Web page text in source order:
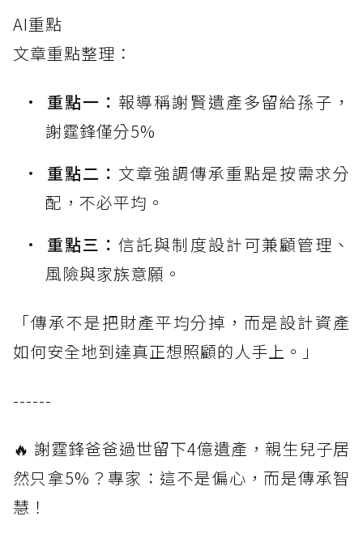
AI重點
文章重點整理：
重點一： 報導稱謝賢遺產多留給孫子，
謝霆鋒僅分5%
重點二： 文章強調傳承重點是按需求分
配，不必平均。
重點三：信託與制度設計可兼顧管理、
風險與家族意願。
「傳承不是把財產平均分掉，而是設計資產
如何安全地到達真正想照顧的人手上。」
------
🔥 謝霆鋒爸爸過世留下4億遺產，親生兒子居
然只拿5%？專家：這不是偏心，而是傳承智
慧！